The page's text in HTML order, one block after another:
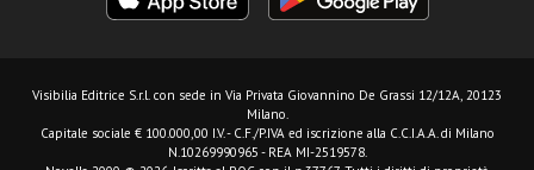
Visibilia Editrice S.r.l. con sede in Via Privata Giovannino De Grassi 12/12A, 20123
Milano.
Capitale sociale € 100.000,00 I.V. - C.F./P.IVA ed iscrizione alla C.C.I.A.A. di Milano
N.10269990965 - REA MI-2519578.